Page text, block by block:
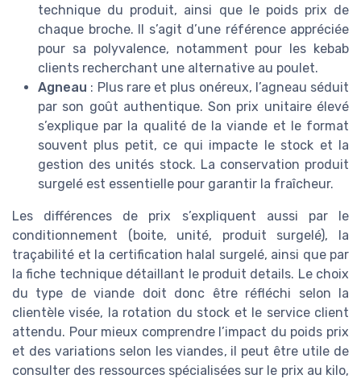
technique du produit, ainsi que le poids prix de
chaque broche. Il s’agit d’une référence appréciée
pour sa polyvalence, notamment pour les kebab
clients recherchant une alternative au poulet.
Agneau : Plus rare et plus onéreux, l’agneau séduit
par son goût authentique. Son prix unitaire élevé
s’explique par la qualité de la viande et le format
souvent plus petit, ce qui impacte le stock et la
gestion des unités stock. La conservation produit
surgelé est essentielle pour garantir la fraîcheur.
Les différences de prix s’expliquent aussi par le
conditionnement (boite, unité, produit surgelé), la
traçabilité et la certification halal surgelé, ainsi que par
la fiche technique détaillant le produit details. Le choix
du type de viande doit donc être réfléchi selon la
clientèle visée, la rotation du stock et le service client
attendu. Pour mieux comprendre l’impact du poids prix
et des variations selon les viandes, il peut être utile de
consulter des ressources spécialisées sur le prix au kilo,